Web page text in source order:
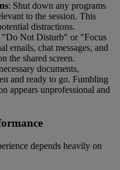
: Shut down any programs
to the session. This
distractions.
"Do Not Disturb" or "Focus
emails, chat messages, and
the shared screen.
documents,
and ready to go. Fumbling
appears unprofessional and
depends heavily on